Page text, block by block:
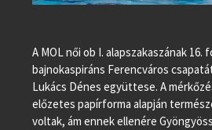
A MOL női ob I. alapszakaszának 16.
bajnokaspiráns Ferencváros
Lukács Dénes együttese. A
előzetes papírforma alapján
voltak, ám ennek ellenére